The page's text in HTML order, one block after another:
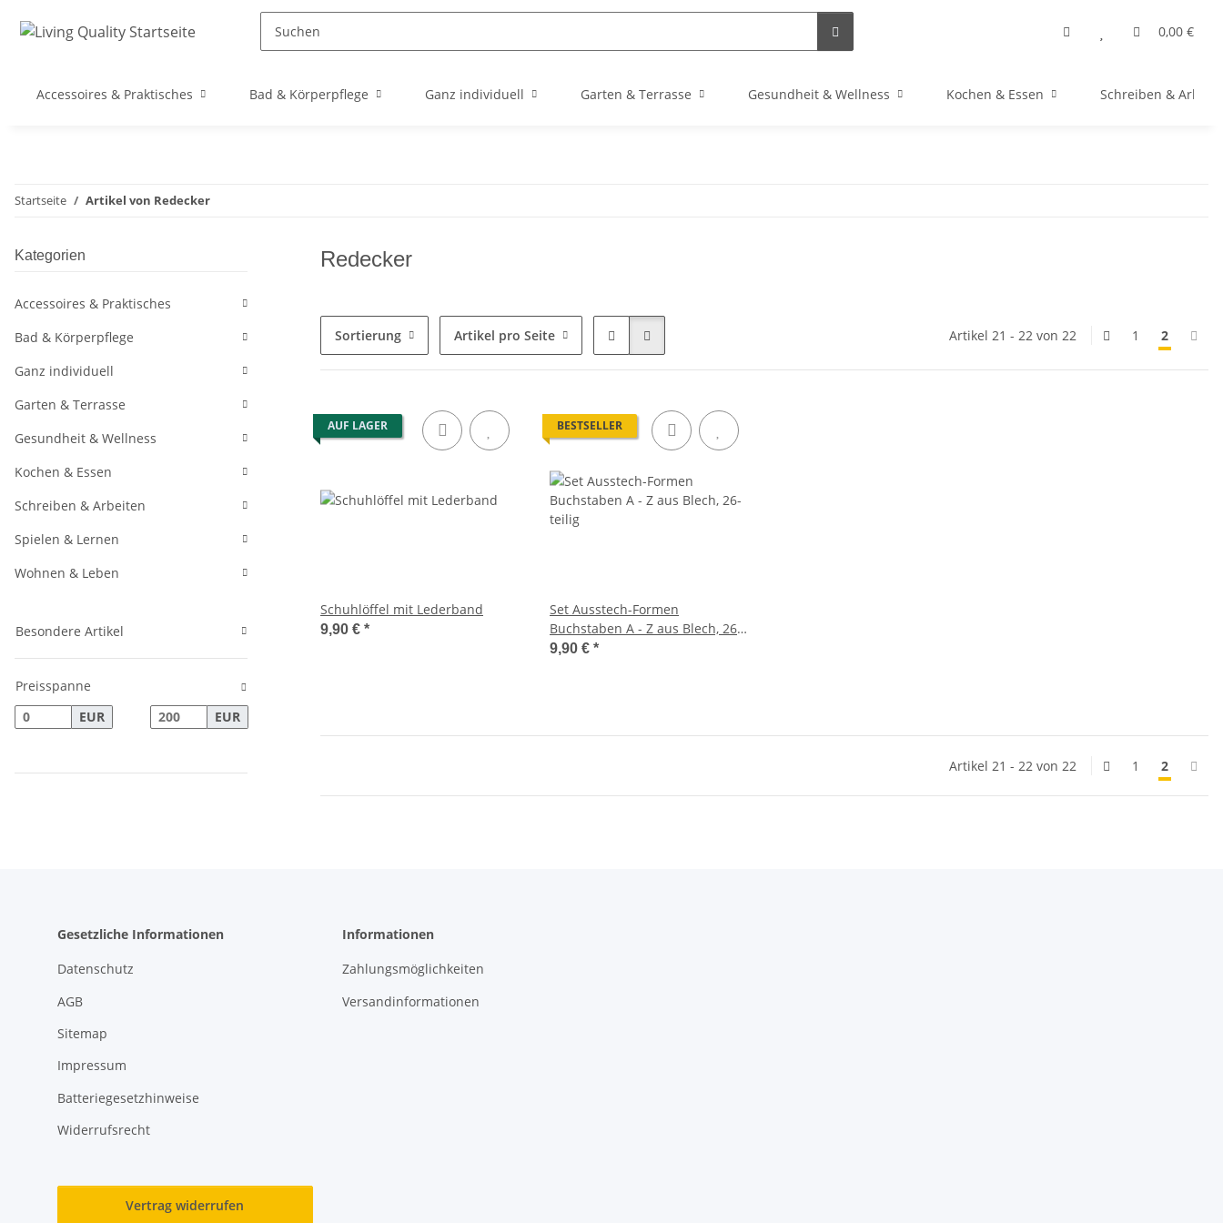
0,00 €
Accessoires & Praktisches Bad & Körperpflege Ganz individuell Garten & Terrasse Gesundheit & Wellness Kochen & Essen Schreiben &
Startseite Artikel von Redecker
Redecker
Sortierung Artikel pro Seite Artikel 21 - 22 von 22 1 2
AUF LAGER
Schuhlöffel mit Lederband
9,90 € *
BESTSELLER
Set Ausstech-Formen
Buchstaben A - Z aus Blech, 26-
teilig
9,90 € *
Artikel 21 - 22 von 22 1 2
Kategorien
Accessoires & Praktisches
Bad & Körperpflege
Ganz individuell
Garten & Terrasse
Gesundheit & Wellness
Kochen & Essen
Schreiben & Arbeiten
Spielen & Lernen
Wohnen & Leben
Besondere Artikel
Preisspanne
EUR
EUR
Gesetzliche Informationen
Datenschutz
AGB
Sitemap
Impressum
Batteriegesetzhinweise
Widerrufsrecht
Informationen
Zahlungsmöglichkeiten
Versandinformationen
Vertrag widerrufen